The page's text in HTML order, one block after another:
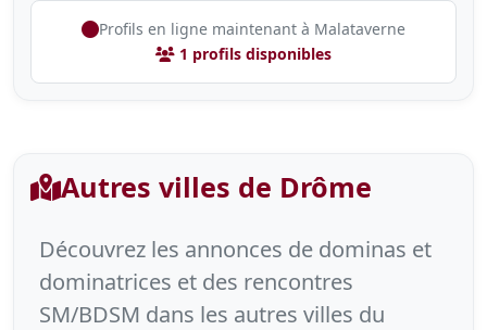
Profils en ligne maintenant à Malataverne
1 profils disponibles
Autres villes de Drôme
Découvrez les annonces de dominas et
dominatrices et des rencontres
SM/BDSM dans les autres villes du